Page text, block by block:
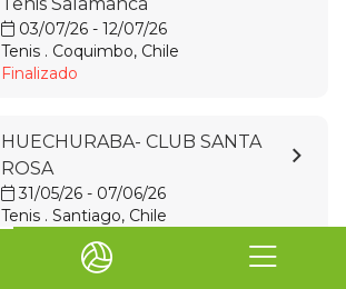
03/07/26 - 12/07/26
Tenis . Coquimbo, Chile
Finalizado
HUECHURABA- CLUB SANTA
ROSA
31/05/26 - 07/06/26
Tenis . Santiago, Chile